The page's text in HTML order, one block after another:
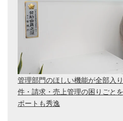
管理部門のほしい機能が全部入
件・請求・売上管理の困りごと
ポートも秀逸